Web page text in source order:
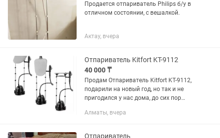
Продается отпариватель Philips б/у в
отличном состоянии, с вешалкой.
Актау, вчера
Отпариватель Kitfort KT-9112
40 000 ₸
Продам Отпариватель Kitfort KT-9112,
подарили на новый год, но так и не
пригодился у нас дома, до сих пор
технодоме 63тыс, продам за 40тыс,
Алматы, вчера
Отпариватель